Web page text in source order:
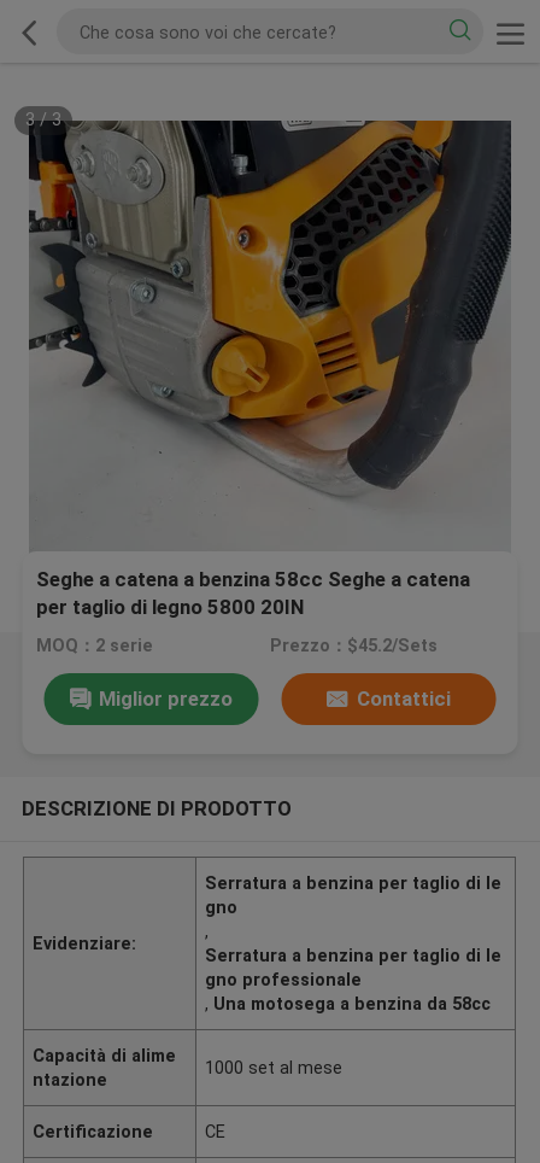
3/3
Seghe a catena a benzina 58cc Seghe a catena
per taglio di legno 5800 20IN
MOQ：2 serie Prezzo：$45.2/Sets
Miglior prezzo Contattici
DESCRIZIONE DI PRODOTTO
Evidenziare:
Serratura a benzina per taglio di le
gno
,
Serratura a benzina per taglio di le
gno professionale
, Una motosega a benzina da 58cc
Capacità di alime
ntazione
1000 set al mese
Certificazione CE